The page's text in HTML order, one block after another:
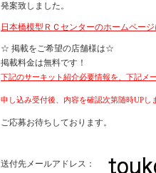
発案致しました。
日本橋模型ＲＣセンターのホームペー
☆ 掲載をご希望の店舗様は☆
掲載料金は無料です！
下記のサーキット紹介必要情報を、下記メ
申し込み受付後、内容を確認次第随時UPし
ご応募お待ちしております。
送付先メールアドレス：